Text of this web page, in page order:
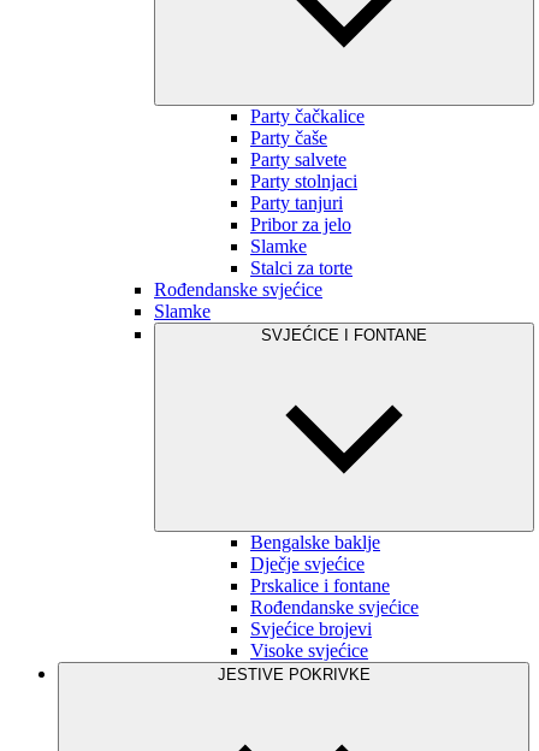
Party čačkalice
Party čaše
Party salvete
Party stolnjaci
Party tanjuri
Pribor za jelo
Slamke
Stalci za torte
Rođendanske svjećice
Slamke
SVJEĆICE I FONTANE
Bengalske baklje
Dječje svjećice
Prskalice i fontane
Rođendanske svjećice
Svjećice brojevi
Visoke svjećice
JESTIVE POKRIVKE